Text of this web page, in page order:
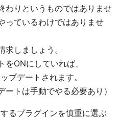
わりというものではありませ
っているわけではありませ
しましょう。
ONにしていれば、
プデートされます。
ートは手動でやる必要あり）
るプラグインを慎重に選ぶ